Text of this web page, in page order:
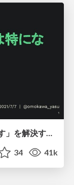
1on1の「話したいことは特にないです」を解決する ~ 共感から始まる関係性改善のススメ ~ / How to solve rejection on 1on1
34 41k